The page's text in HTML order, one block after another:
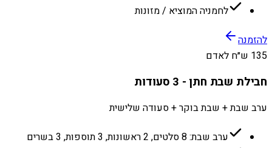
לחמניה המוציא / מזונות
להזמנה
135 ש״ח לאדם
חבילת שבת חתן - 3 סעודות
ערב שבת + שבת בוקר + סעודה שלישית
ערב שבת: 8 סלטים, 2 ראשונות, 3 תוספות, 3 בשרים